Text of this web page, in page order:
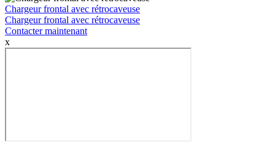
Chargeur frontal avec rétrocaveuse
Chargeur frontal avec rétrocaveuse
Contacter maintenant
x